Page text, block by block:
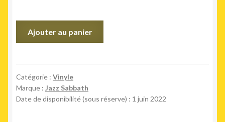
(RSD
Edition)
Ajouter au panier
Catégorie : Vinyle
Marque : Jazz Sabbath
Date de disponibilité (sous réserve) : 1 juin 2022